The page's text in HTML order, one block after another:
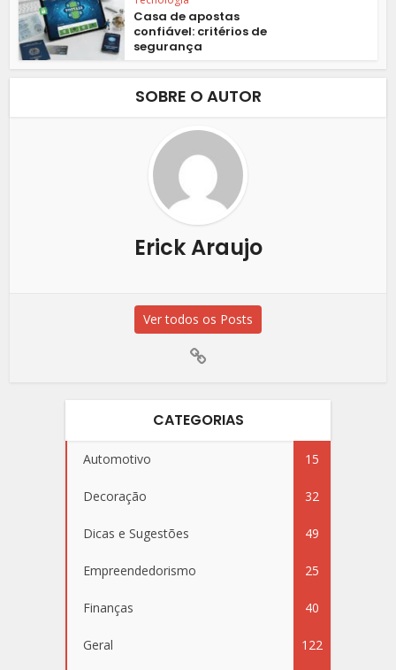
Casa de apostas
confiável: critérios de
segurança
SOBRE O AUTOR
Erick Araujo
Ver todos os Posts
CATEGORIAS
Automotivo 15
Decoração 32
Dicas e Sugestões 49
Empreendedorismo 25
Finanças 40
Geral 122